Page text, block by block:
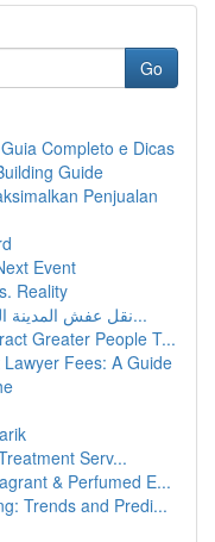
Go
Completo e Dicas
Guide
Penjualan
Event
Reality
نقل عفش المدينة المنورة: دليل شامل للخدمات والأ...
Greater People T...
Fees: A Guide
Serv...
& Perfumed E...
Trends and Predi...